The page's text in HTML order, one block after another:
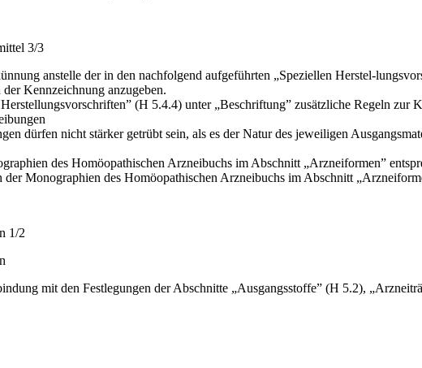
3/3
anstelle der in den nachfolgend aufgeführten „Speziellen Herstel-
Kennzeichnung anzugeben.
(H 5.4.4) unter „Beschriftung” zusätzliche Regeln
dürfen nicht stärker getrübt sein, als es der Natur des jeweiligen
des Homöopathischen Arzneibuchs im Abschnitt „Arzneifor­men”
Monographien des Homöo­pathischen Arzneibuchs im Abschnitt
1/2
mit den Festlegungen der Ab­schnitte „Ausgangsstoffe” (H 5.2),